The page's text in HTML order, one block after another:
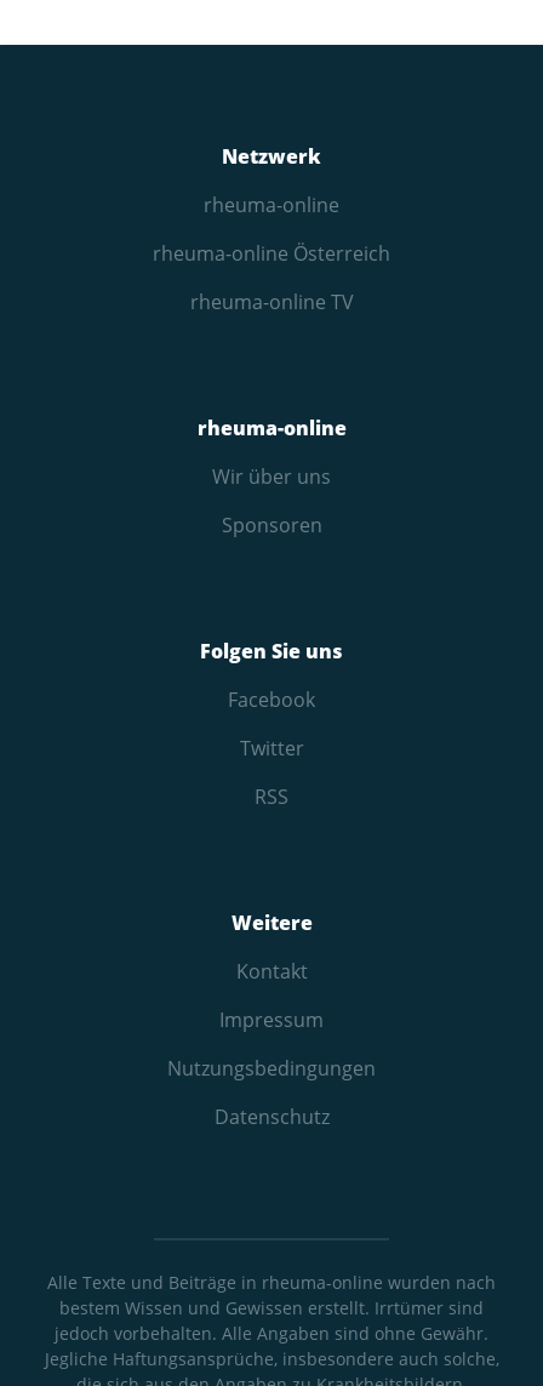
Netzwerk
rheuma-online
rheuma-online Österreich
rheuma-online TV
rheuma-online
Wir über uns
Sponsoren
Folgen Sie uns
Facebook
Twitter
RSS
Weitere
Kontakt
Impressum
Nutzungs­bedingungen
Datenschutz
Alle Texte und Beiträge in rheuma-online wurden nach
bestem Wissen und Gewissen erstellt. Irrtümer sind
jedoch vorbehalten. Alle Angaben sind ohne Gewähr.
Jegliche Haftungsansprüche, insbesondere auch solche,